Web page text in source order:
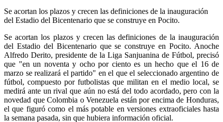
Se acortan los plazos y crecen las definiciones de la inauguración
del Estadio del Bicentenario que se construye en Pocito.
Se acortan los plazos y crecen las definiciones de la inauguración
del Estadio del Bicentenario que se construye en Pocito. Anoche
Alfredo Derito, presidente de la Liga Sanjuanina de Fútbol, precisó
que "en un noventa y ocho por ciento es un hecho que el 16 de
marzo se realizará el partido" en el que el seleccionado argentino de
fútbol, compuesto por futbolistas que militan en el medio local, se
medirá ante un rival que aún no está del todo acordado, pero con la
novedad que Colombia o Venezuela están por encima de Honduras,
el que figuró como el más potable en versiones extraoficiales hasta
la semana pasada, sin que hubiera información oficial.